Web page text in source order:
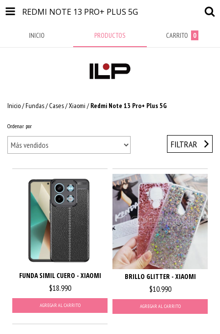
REDMI NOTE 13 PRO+ PLUS 5G
INICIO PRODUCTOS CARRITO 0
Inicio/Fundas / Cases/Xiaomi / Redmi Note 13 Pro+ Plus 5G
Ordenar por
FILTRAR
FUNDA SIMIL CUERO - XIAOMI
$18.990
AGREGAR AL CARRITO
BRILLO GLITTER - XIAOMI
$10.990
AGREGAR AL CARRITO